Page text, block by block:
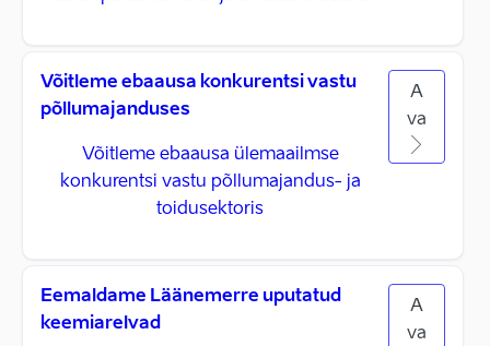
Võitleme ebaausa konkurentsi vastu
põllumajanduses
Võitleme ebaausa ülemaailmse
konkurentsi vastu põllumajandus- ja
toidusektoris
A
va
Eemaldame Läänemerre uputatud
keemiarelvad
A
va